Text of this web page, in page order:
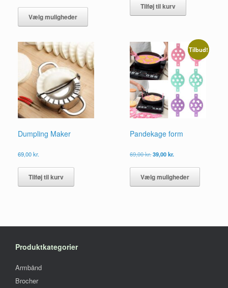
Vælg muligheder
Dette
har
varianter.
Mulighederne
kan
vælges
Tilføj til kurv
Dumpling Maker
69,00kr.
Tilføj til kurv
Tilbud!
Pandekage form
69,00kr.Den
pris
var:
69,00 kr..
39,00kr.Den
pris
er:
39,00 kr..
Vælg muligheder
har
Produktkategorier
Armbånd
Brocher